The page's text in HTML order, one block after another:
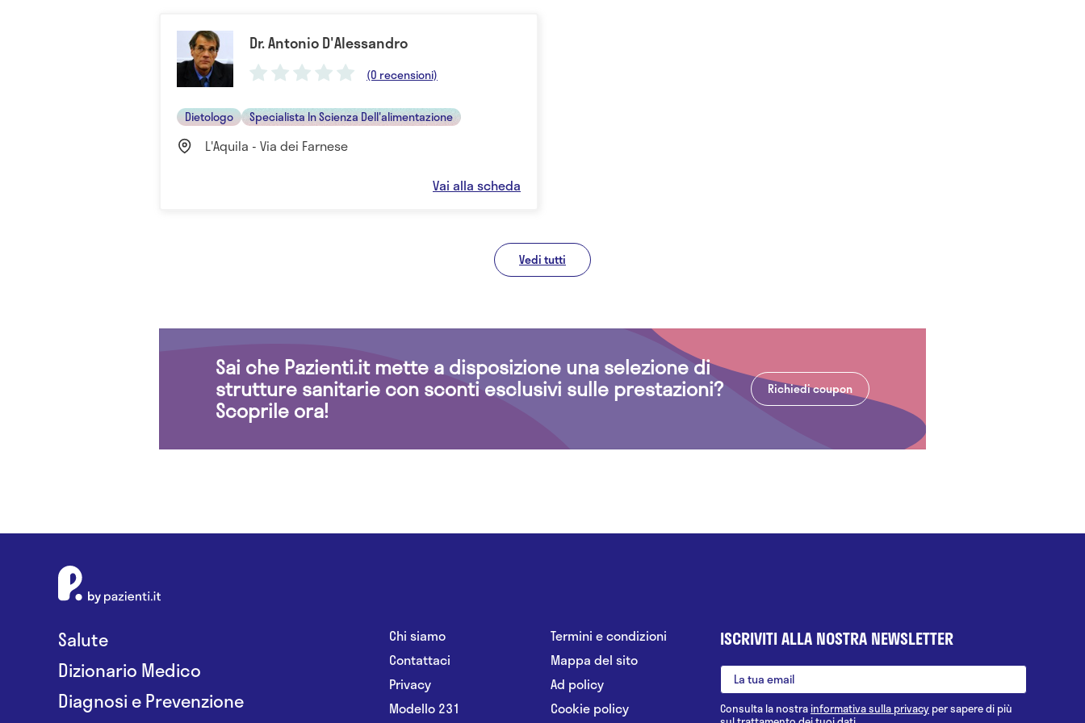
Dr. Antonio D'Alessandro
(0 recensioni)
Dietologo Specialista In Scienza Dell'alimentazione
L'Aquila - Via dei Farnese
Vai alla scheda
Vedi tutti
Sai che Pazienti.it mette a disposizione una selezione di
strutture sanitarie con sconti esclusivi sulle prestazioni?
Scoprile ora!
Richiedi coupon
Salute
Dizionario Medico
Diagnosi e Prevenzione
Chi siamo
Contattaci
Privacy
Modello 231
Termini e condizioni
Mappa del sito
Ad policy
Cookie policy
ISCRIVITI ALLA NOSTRA NEWSLETTER
Consulta la nostrainformativa sulla privacy per sapere di più